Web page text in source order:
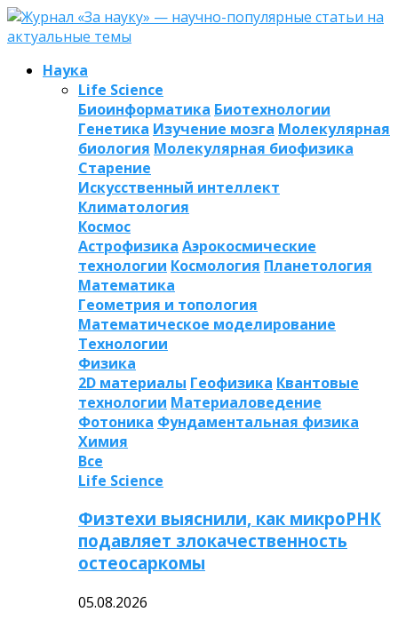
Наука
Life Science
Биоинформатика Биотехнологии
Генетика Изучение мозга Молекулярная
биология Молекулярная биофизика
Старение
Искусственный интеллект
Климатология
Космос
Астрофизика Аэрокосмические
технологии Космология Планетология
Математика
Геометрия и топология
Математическое моделирование
Технологии
Физика
2D материалы Геофизика Квантовые
технологии Материаловедение
Фотоника Фундаментальная физика
Химия
Все
Life Science
Физтехи выяснили, как микроРНК
подавляет злокачественность
остеосаркомы
05.08.2026